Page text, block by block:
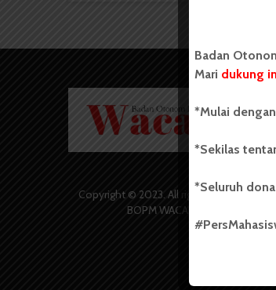
Copyright © 2023. All rights reserved
BOPM WACANA.
Badan
Mari dukung
*Mulai
*Sekilas
*Seluruh